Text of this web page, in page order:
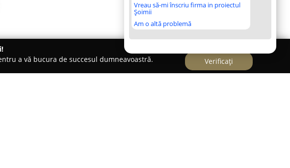
Vreau să-mi înscriu firma in proiectul
Șoimii
Am o altă problemă
a vă bucura de succesul dumneavoastră.
Verificați